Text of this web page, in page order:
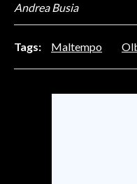
SARDEGNA TURISMO
Andrea Busia
Tags: Maltempo